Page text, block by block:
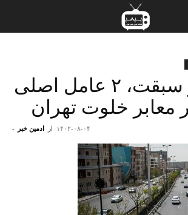
سرعت و سبقت، ۲ عامل اصلی
معابر خلوت تهران
از ادمین خبر - ۱۴۰۲-۰۸-۰۴